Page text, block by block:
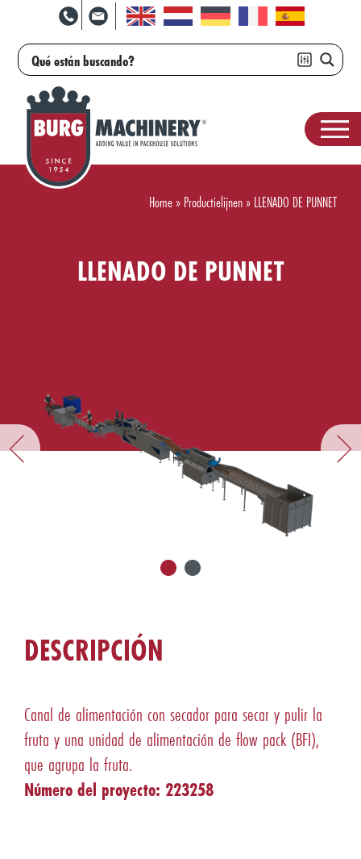
Home» Productielijnen» LLENADO DE PUNNET
LLENADO DE PUNNET
DESCRIPCIÓN
Canal de alimentación con secador para secar y pulir la
fruta y una unidad de alimentación de flow pack (BFI),
que agrupa la fruta.
Número del proyecto: 223258